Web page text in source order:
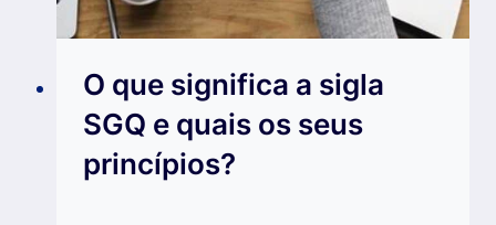
O que significa a sigla
SGQ e quais os seus
princípios?